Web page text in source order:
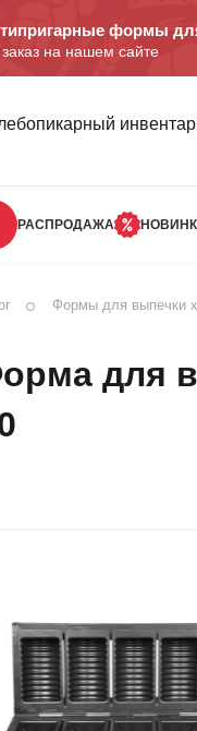
формы
на нашем сайте
РАСПРОДАЖА
Формы для выпечки
для